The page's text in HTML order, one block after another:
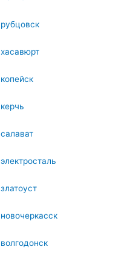
рубцовск
хасавюрт
копейск
керчь
салават
электросталь
златоуст
новочеркасск
волгодонск